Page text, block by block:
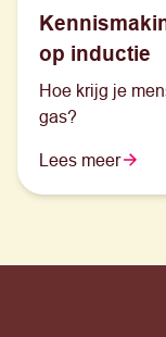
op inductie
Hoe krijg je
gas?
Lees meer